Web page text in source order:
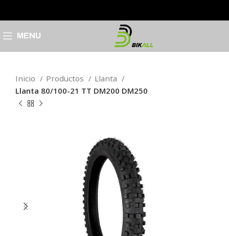
MENU
Inicio Productos
Llanta
Llanta 80/100-21 TT DM200 DM250